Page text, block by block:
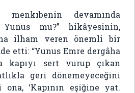
devamında
mu?” hikâyesinin,
ilham veren önemli bir
etti: “Yunus Emre dergâha
kapıyı sert vurup çıkan
geri dönemeyeceğini
ona, ‘Kapının eşiğine yat.